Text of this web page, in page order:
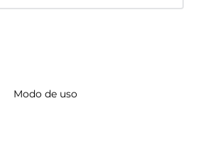
Modo de uso